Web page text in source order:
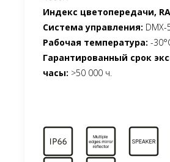
Индекс цветопередачи,
Система управления: DMX-
Рабочая температура: -
Гарантированный срок
часы: >50 000 ч.